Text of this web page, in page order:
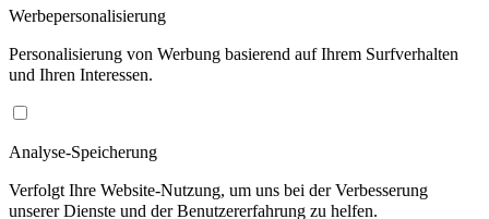
Werbepersonalisierung
Personalisierung von Werbung basierend auf Ihrem Surfverhalten
und Ihren Interessen.
Analyse-Speicherung
Verfolgt Ihre Website-Nutzung, um uns bei der Verbesserung
unserer Dienste und der Benutzererfahrung zu helfen.